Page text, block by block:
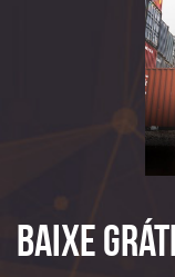
Baixe